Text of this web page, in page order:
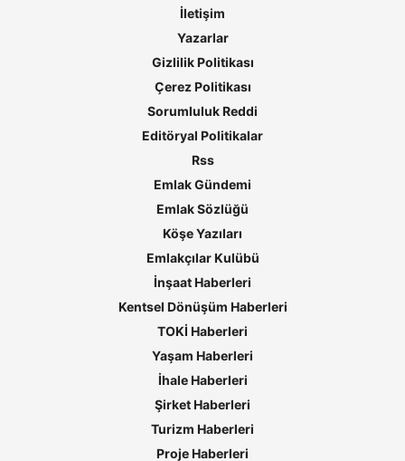
İletişim
Yazarlar
Gizlilik Politikası
Çerez Politikası
Sorumluluk Reddi
Editöryal Politikalar
Rss
Emlak Gündemi
Emlak Sözlüğü
Köşe Yazıları
Emlakçılar Kulübü
İnşaat Haberleri
Kentsel Dönüşüm Haberleri
TOKİ Haberleri
Yaşam Haberleri
İhale Haberleri
Şirket Haberleri
Turizm Haberleri
Proje Haberleri